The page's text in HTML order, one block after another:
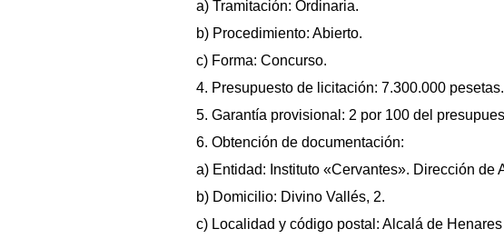
a) Tramitación: Ordinaria.
b) Procedimiento: Abierto.
c) Forma: Concurso.
4. Presupuesto de licitación: 7.300.000 pesetas.
5. Garantía provisional: 2 por 100 del
6. Obtención de documentación:
a) Entidad: Instituto «Cervantes». Dirección de
b) Domicilio: Divino Vallés, 2.
c) Localidad y código postal: Alcalá de